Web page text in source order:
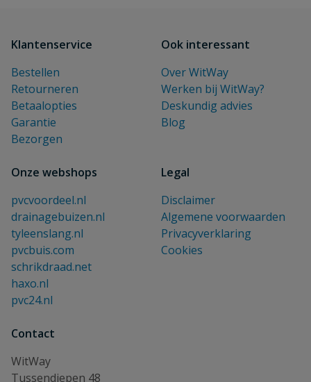
Klantenservice
Bestellen
Retourneren
Betaalopties
Garantie
Bezorgen
Ook interessant
Over WitWay
Werken bij WitWay?
Deskundig advies
Blog
Onze webshops
pvcvoordeel.nl
drainagebuizen.nl
tyleenslang.nl
pvcbuis.com
schrikdraad.net
haxo.nl
pvc24.nl
Legal
Disclaimer
Algemene voorwaarden
Privacyverklaring
Cookies
Contact
WitWay
Tussendiepen 48